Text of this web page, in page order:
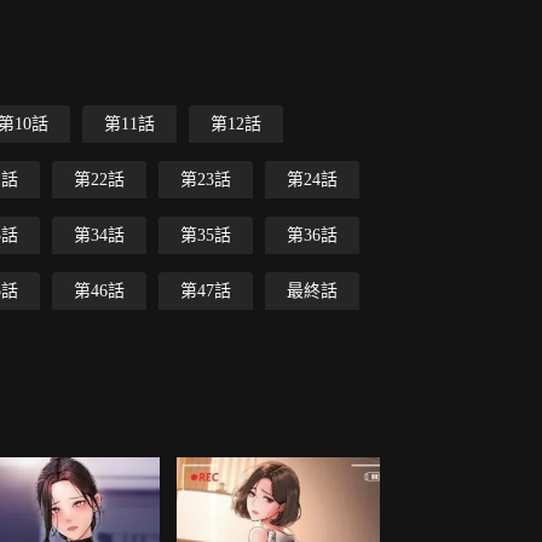
10話 第11話 第12話
第22話 第23話 第24話
第34話 第35話 第36話
第46話 第47話 最終話